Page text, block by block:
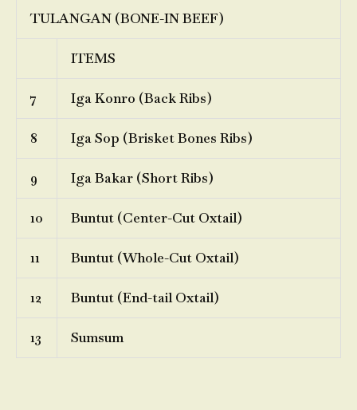
TULANGAN (BONE-IN BEEF)
ITEMS
7 Iga Konro (Back Ribs)
8 Iga Sop (Brisket Bones Ribs)
9 Iga Bakar (Short Ribs)
10 Buntut (Center-Cut Oxtail)
11 Buntut (Whole-Cut Oxtail)
12 Buntut (End-tail Oxtail)
13 Sumsum